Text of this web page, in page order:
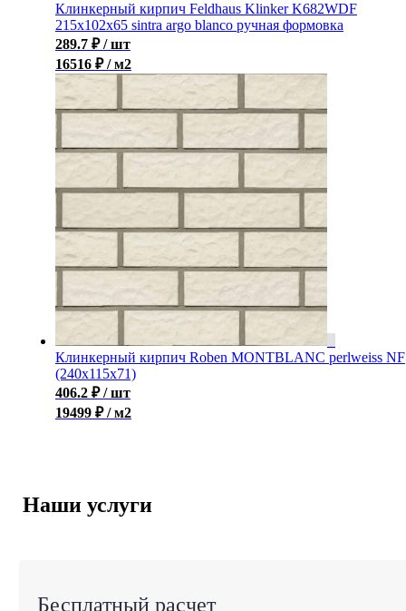
Клинкерный кирпич Feldhaus Klinker K682WDF
215x102x65 sintra argo blanco ручная формовка
289.7 ₽ / шт
16516 ₽ / м2
Клинкерный кирпич Roben MONTBLANC perlweiss NF
(240x115x71)
406.2 ₽ / шт
19499 ₽ / м2
Наши услуги
Бесплатный расчет